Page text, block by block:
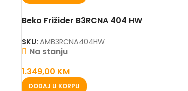
Beko Frižider B3RCNA 404 HW
SKU: AMB3RCNA404HW
Na stanju
1.349,00 KM
DODAJ U KORPU